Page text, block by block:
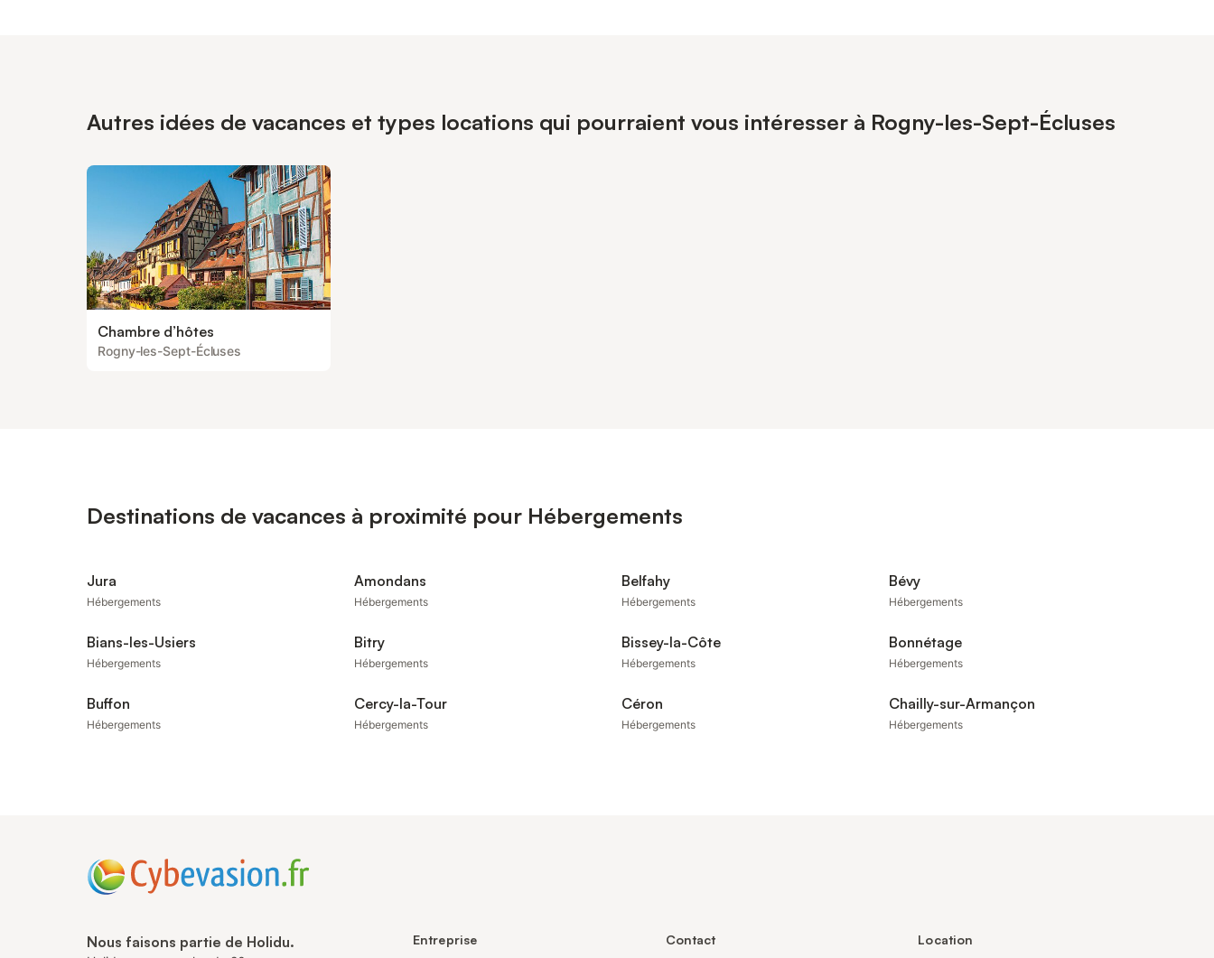
Autres idées de vacances et types locations qui pourraient vous intéresser à Rogny-les-Sept-Écluses
Chambre d’hôtes
Rogny-les-Sept-Écluses
Destinations de vacances à proximité pour Hébergements
Jura
Hébergements
Amondans
Hébergements
Belfahy
Hébergements
Bévy
Hébergements
Bians-les-Usiers
Hébergements
Bitry
Hébergements
Bissey-la-Côte
Hébergements
Bonnétage
Hébergements
Buffon
Hébergements
Cercy-la-Tour
Hébergements
Céron
Hébergements
Chailly-sur-Armançon
Hébergements
Nous faisons partie de Holidu. Entreprise Contact Location